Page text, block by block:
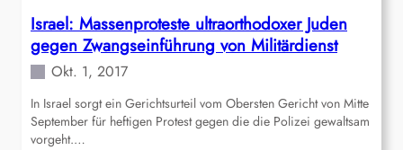
Israel: Massenproteste ultraorthodoxer Juden
gegen Zwangseinführung von Militärdienst
Okt. 1, 2017
In Israel sorgt ein Gerichtsurteil vom Obersten Gericht von Mitte
September für heftigen Protest gegen die die Polizei gewaltsam
vorgeht.…